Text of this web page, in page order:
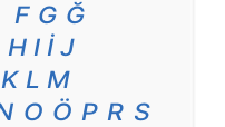
F G Ğ
H I İ J
K L M
O Ö P R S